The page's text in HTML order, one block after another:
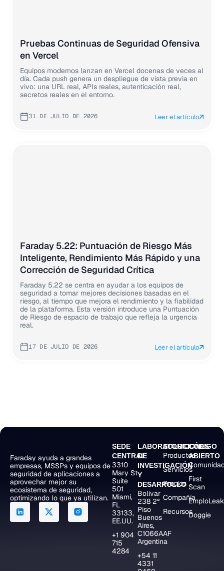
Pruebas Continuas de Seguridad Ofensiva
en Vercel
Equipos modernos lanzan en Vercel docenas de veces al
día. Cada push genera un despliegue de vista previa en
vivo: una URL real, APIs reales, autenticación real,
secretos reales en el entorno.
31 DE JULIO DE 2026 Leer el artículo
Faraday 5.22: Puntuación de Riesgo Más
Inteligente, Rendimiento Más Rápido y una
Corrección de Seguridad Crítica
Faraday 5.22 se centra en ayudar a los equipos de
seguridad a tomar mejores decisiones basadas en el
riesgo, al tiempo que mejora el rendimiento y la fiabilidad
de la plataforma. Esta versión introduce una Puntuación
de Riesgo de espacio de trabajo que refleja la urgencia
real.
17 DE JULIO DE 2026 Leer el artículo
Faraday ayuda a grandes
empresas, MSSPs y equipos de
seguridad de aplicaciones a
aprovechar mejor su
ecosistema de seguridad,
optimizando lo que ya utilizan.
SEDE
CENTRAL
3310
Mary St
Suite
501
Miami,
FL
33133,
EE.UU.
+1 904
715
4284
LABORATORIO
DE
INVESTIGACIÓN
Y
DESARROLLO
Bolivar
238 2°
Piso
Buenos
Aires,
C1066AAF
Argentina
+54 11
4331
SOLUCIONES
Productos
Servicios
Precios
Compañía
Recursos
CÓDIGO
ABIERTO
First
Scan
Doggie